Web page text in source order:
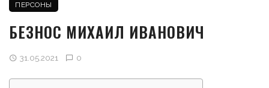
ПЕРСОНЫ
БЕЗНОС МИХАИЛ ИВАНОВИЧ
31.05.2021 0